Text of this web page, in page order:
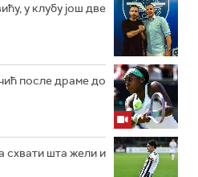
у клубу још две
после драме до
схвати шта жели и